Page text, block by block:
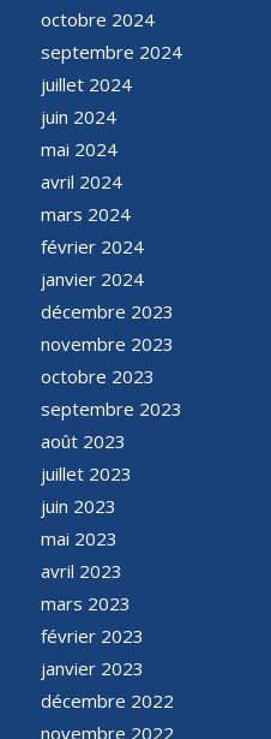
octobre 2024
septembre 2024
juillet 2024
juin 2024
mai 2024
avril 2024
mars 2024
février 2024
janvier 2024
décembre 2023
novembre 2023
octobre 2023
septembre 2023
août 2023
juillet 2023
juin 2023
mai 2023
avril 2023
mars 2023
février 2023
janvier 2023
décembre 2022
novembre 2022